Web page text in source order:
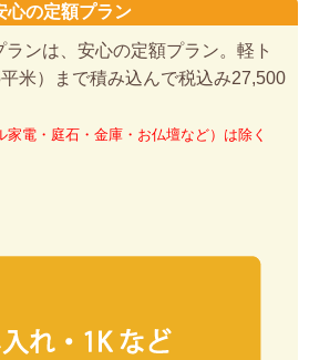
心の定額プラン
ンは、安心の定額プラン。軽ト
米）まで積み込んで税込み27,500
電・庭石・金庫・お仏壇など）は除く